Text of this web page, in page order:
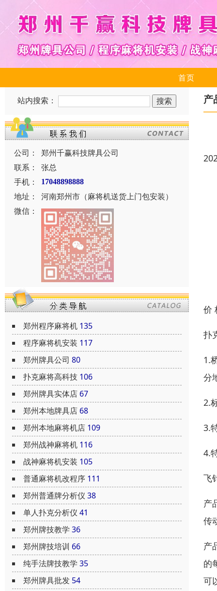
首页
站内搜索：
公司：
郑州千赢科技牌具公司
联系：
张总
手机：
17048898888
地址：
河南郑州市（麻将机送货上门包安装）
微信：
郑州程序麻将机 135
程序麻将机安装 117
郑州牌具公司 80
扑克麻将高科技 106
郑州牌具实体店 67
郑州本地牌具店 68
郑州本地麻将机店 109
郑州战神麻将机 116
战神麻将机安装 105
普通麻将机改程序 111
郑州普通牌分析仪 38
单人扑克分析仪 41
郑州牌技教学 36
郑州牌技培训 66
纯手法牌技教学 35
郑州牌具批发 54
产
价
扑
1.
分
2.
3.
4.
飞
产
传
产
的
可